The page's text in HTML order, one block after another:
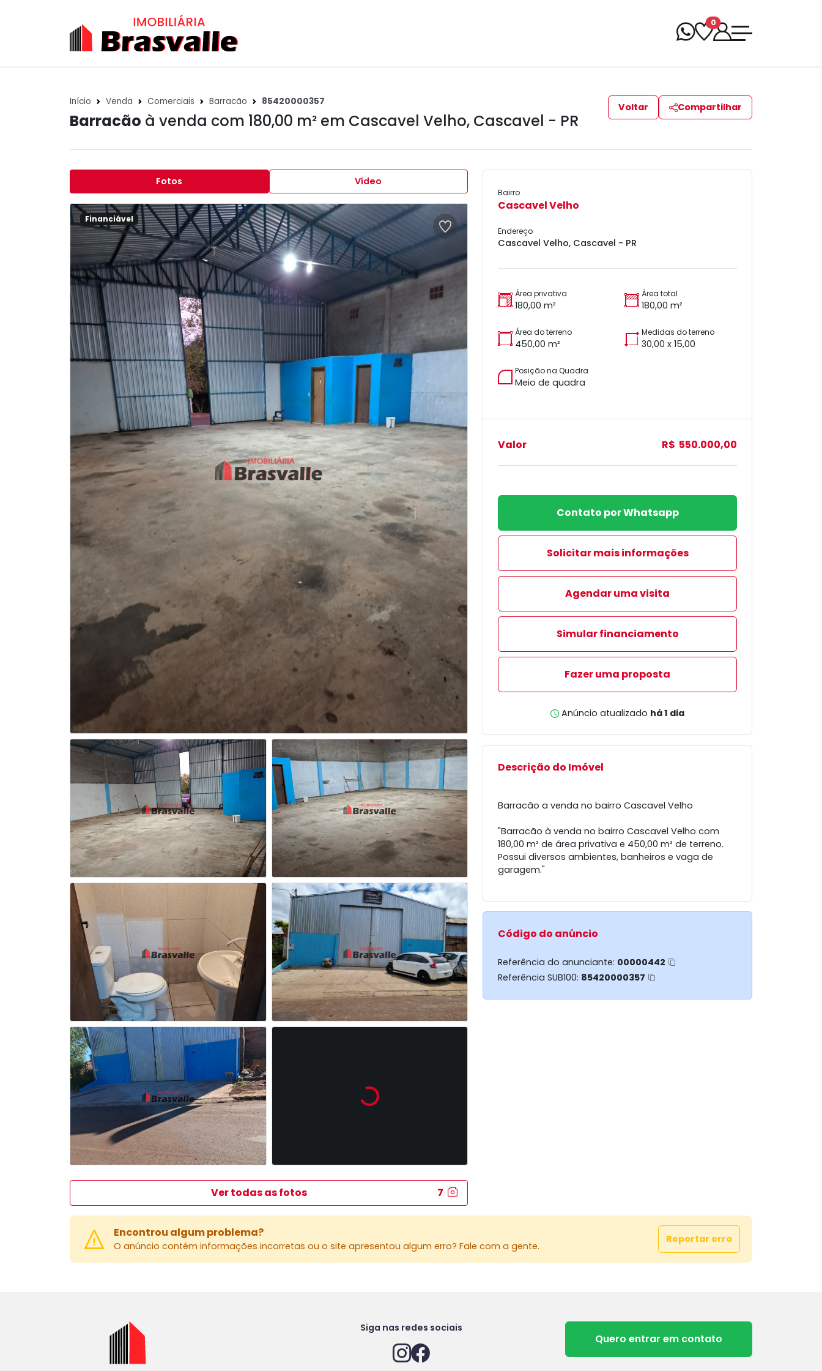
0
Início Venda Comerciais Barracão 85420000357
Barracão à venda com 180,00 m² em Cascavel Velho, Cascavel - PR
Voltar Compartilhar
Fotos Vídeo
Financiável
Loading...
Ver todas as fotos 7
Bairro
Cascavel Velho
Endereço
Cascavel Velho, Cascavel - PR
Área privativa
180,00 m²
Área total
180,00 m²
Área do terreno
450,00 m²
Medidas do terreno
30,00 x 15,00
Posição na Quadra
Meio de quadra
Valor R$ 550.000,00
Contato por Whatsapp
Solicitar mais informações
Agendar uma visita
Simular financiamento
Fazer uma proposta
Anúncio atualizado há 1 dia
Descrição do Imóvel
Barracão a venda no bairro Cascavel Velho
"Barracão à venda no bairro Cascavel Velho com
180,00 m² de área privativa e 450,00 m² de terreno.
Possui diversos ambientes, banheiros e vaga de
garagem."
Código do anúncio
Referência do anunciante: 00000442
Referência SUB100: 85420000357
Encontrou algum problema?
O anúncio contém informações incorretas ou o site apresentou algum erro? Fale com a gente.
Reportar erro
Siga nas redes sociais
Quero entrar em contato